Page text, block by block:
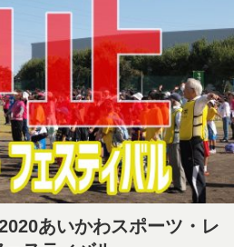
あいかわスポーツ・レ